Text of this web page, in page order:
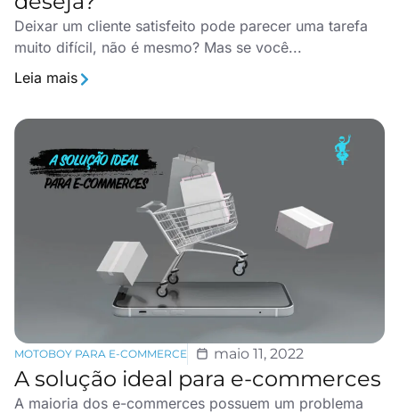
Deixar um cliente satisfeito pode parecer uma tarefa
muito difícil, não é mesmo? Mas se você...
Leia mais
MOTOBOY PARA E-COMMERCE maio 11, 2022
A solução ideal para e-commerces
A maioria dos e-commerces possuem um problema